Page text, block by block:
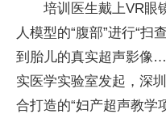
培训医生戴上VR眼
人模型的“腹部”进行“扫
到胎儿的真实超声影像
实医学实验室发起，深
合打造的“妇产超声教学